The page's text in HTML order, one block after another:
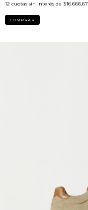
12 cuotas sin interés de $16.666,67
COMPRAR